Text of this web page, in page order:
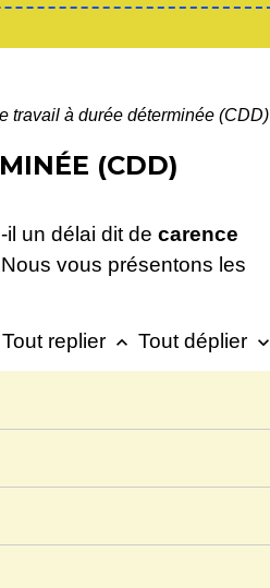
travail à durée déterminée (CDD)
(CDD)
un délai dit de carence
vous présentons les
Tout replier keyboard_arrow_up Tout déplier keyboard_arrow_down